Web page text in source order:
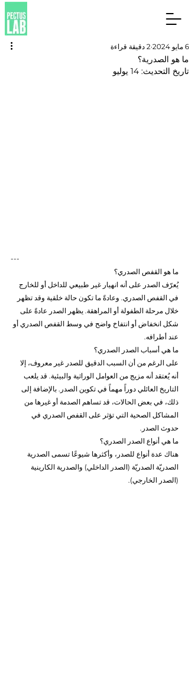
ما هو الصدرية؟
6 مايو 2024 2 دقيقة قراءة
تاريخ التحديث: 14 يوليو
---
ما هو القفص الصدري؟
يُعرّف الصدر على أنه انهيار غير طبيعي للداخل أو للخارج
في القفص الصدري. وعادةً ما تكون حالة خلقية وقد تظهر
خلال مرحلة الطفولة أو المراهقة. يظهر الصدر عادةً على
شكل انخفاض أو انتفاخ واضح في وسط القفص الصدري أو
عند أطرافه.
ما هي أسباب الصدر الصدري؟
على الرغم من أن السبب الدقيق للصدر غير معروف، إلا
أنه يُعتقد أنه مزيج من العوامل الوراثية والبيئية. قد يلعب
التاريخ العائلي دوراً مهماً في تكوين الصدر. بالإضافة إلى
ذلك، في بعض الحالات، قد تساهم الصدمة أو غيرها من
المشاكل الصحية التي تؤثر على القفص الصدري في
حدوث الصدر.
ما هي أنواع الصدر الصدري؟
هناك عدة أنواع للصدر، وأكثرها شيوعًا تسمى الصدرية
الصدريّة الصدريّة (الصدر الداخلي) والصدرية الكارينية
(الصدر الخارجي).